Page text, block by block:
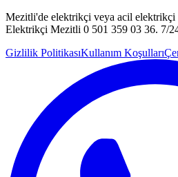
Mezitli'de elektrikçi veya acil elektrikçi
Elektrikçi Mezitli 0 501 359 03 36. 7/
Gizlilik PolitikasıKullanım Koşulları